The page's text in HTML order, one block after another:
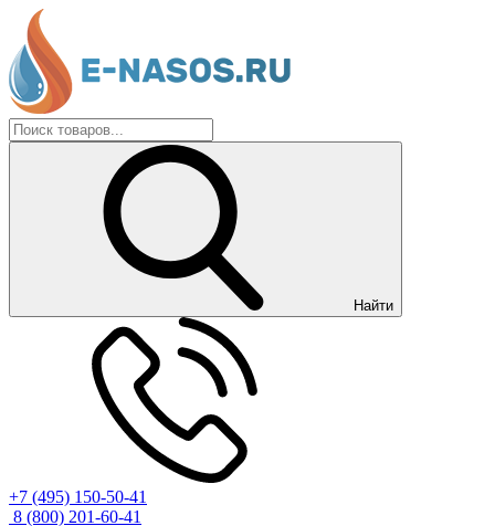
Найти
+7 (495) 150-50-41
8 (800) 201-60-41